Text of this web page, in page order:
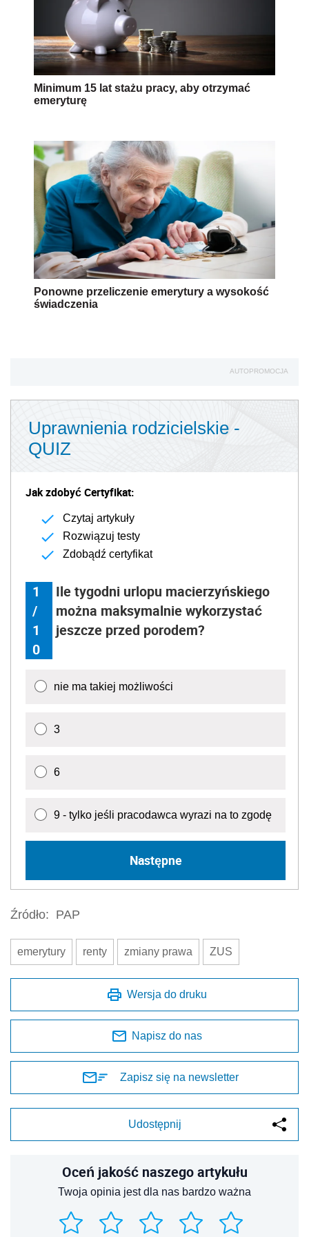
Minimum 15 lat stażu pracy, aby otrzymać
emeryturę
Ponowne przeliczenie emerytury a wysokość
świadczenia
AUTOPROMOCJA
Uprawnienia rodzicielskie -
QUIZ
Jak zdobyć Certyfikat:
Czytaj artykuły
Rozwiązuj testy
Zdobądź certyfikat
1
/
1
0
Ile tygodni urlopu macierzyńskiego
można maksymalnie wykorzystać
jeszcze przed porodem?
nie ma takiej możliwości
3
6
9 - tylko jeśli pracodawca wyrazi na to zgodę
Następne
Źródło: PAP
emerytury renty zmiany prawa ZUS
Wersja do druku
Napisz do nas
Zapisz się na newsletter
Udostępnij
Oceń jakość naszego artykułu
Twoja opinia jest dla nas bardzo ważna